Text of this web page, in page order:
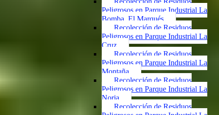
Peligrosos en Parque Industrial La
Bomba, El Marqués
Recolección de Residuos
Peligrosos en Parque Industrial La
Cruz
Recolección de Residuos
Peligrosos en Parque Industrial La
Montaña
Recolección de Residuos
Peligrosos en Parque Industrial La
Noria
Recolección de Residuos